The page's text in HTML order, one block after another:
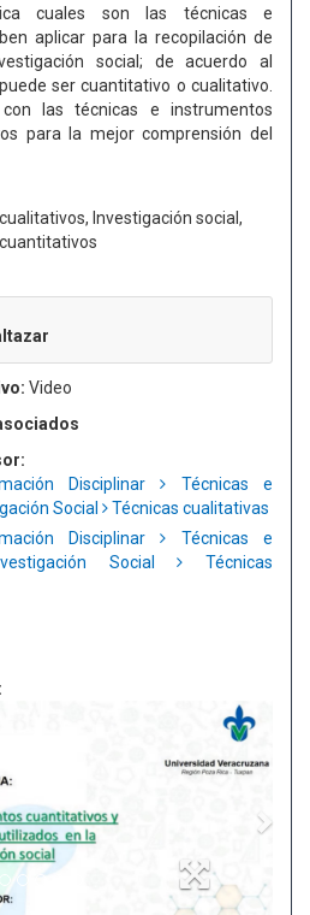
cuales son las técnicas e
aplicar para la recopilación de
social; de acuerdo al
ser cuantitativo o cualitativo.
las técnicas e instrumentos
para la mejor comprensión del
Investigación social,
Video
Disciplinar
Técnicas e
Social
Técnicas cualitativas
Disciplinar
Técnicas e
Social
Técnicas